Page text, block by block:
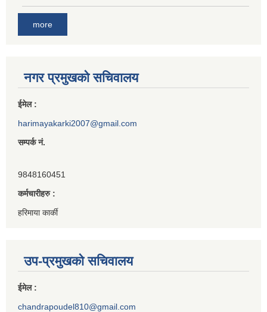
more
नगर प्रमुखको सचिवालय
ईमेल :
harimayakarki2007@gmail.com
सम्पर्क नं.
9848160451
कर्मचारीहरु :
हरिमाया कार्की
उप-प्रमुखको सचिवालय
ईमेल :
chandrapoudel810@gmail.com